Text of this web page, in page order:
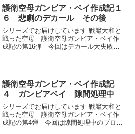
色を塗り終わって、マスキングテープを
はがしたらいい感じで迷彩塗装がぬれま
した。
護衛空母ガンビア・ベイ作成記１
６ 悲劇のデカール その後
シリーズでお届けしています 戦艦大和と
戦った空母 護衛空母ガンビア・ベイ作
成記の第16弾 今回はデカール大失敗か
敗するのではないかと恐怖に駆られてし
まう。
護衛空母ガンビア・ベイ作成記
４ ガンビアベイ 隙間処理中
シリーズでお届けしています 戦艦大和と
戦った空母 護衛空母ガンビア・ベイ作
成記の第4弾 今回は隙間処理中のブログ